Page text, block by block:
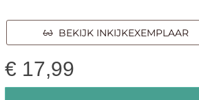
BEKIJK INKIJKEXEMPLAAR
€ 17,99